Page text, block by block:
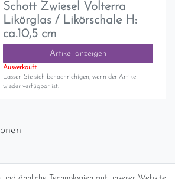
Schott Zwiesel Volterra
Likörglas / Likörschale H:
ca.10,5 cm
Artikel anzeigen
Ausverkauft
Lassen Sie sich benachrichigen, wenn der Artikel
wieder verfügbar ist.